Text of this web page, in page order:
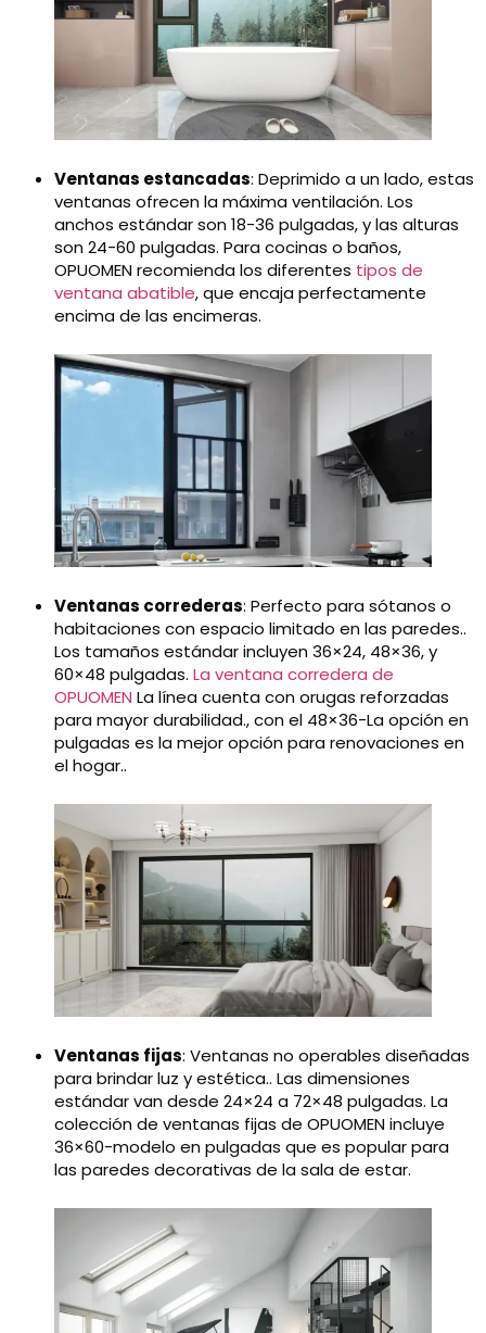
Ventanas estancadas: Deprimido a un lado, estas
ventanas ofrecen la máxima ventilación. Los
anchos estándar son 18-36 pulgadas, y las alturas
son 24-60 pulgadas. Para cocinas o baños,
OPUOMEN recomienda los diferentes tipos de
ventana abatible, que encaja perfectamente
encima de las encimeras.
Ventanas correderas: Perfecto para sótanos o
habitaciones con espacio limitado en las paredes..
Los tamaños estándar incluyen 36×24, 48×36, y
60×48 pulgadas. La ventana corredera de
OPUOMEN La línea cuenta con orugas reforzadas
para mayor durabilidad., con el 48×36-La opción en
pulgadas es la mejor opción para renovaciones en
el hogar..
Ventanas fijas: Ventanas no operables diseñadas
para brindar luz y estética.. Las dimensiones
estándar van desde 24×24 a 72×48 pulgadas. La
colección de ventanas fijas de OPUOMEN incluye
36×60-modelo en pulgadas que es popular para
las paredes decorativas de la sala de estar.